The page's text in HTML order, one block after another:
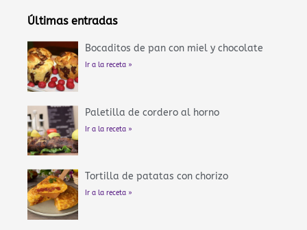
k
Últimas entradas
Bocaditos de pan con miel y chocolate
Ir a la receta »
Paletilla de cordero al horno
Ir a la receta »
Tortilla de patatas con chorizo
Ir a la receta »